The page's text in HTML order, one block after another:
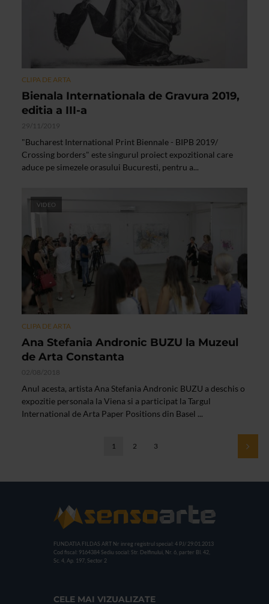
CLIPA DE ARTA
Bienala Internationala de Gravura 2019,
editia a III-a
29/11/2019
"Bucharest International Print Biennale - BIPB 2019/
Crossing borders" este singurul proiect expozitional care
aduce pe simezele orasului Bucuresti, pentru a...
VIDEO
CLIPA DE ARTA
Ana Stefania Andronic BUZU la Muzeul
de Arta Constanta
02/08/2018
Anul acesta, artista Ana Stefania Andronic BUZU a deschis o
expozitie personala la Viena si a participat la Targul
International de Arta Paper Positions din Basel ...
1 2 3
FUNDATIA FILDAS ART Nr inreg registrul special: 4 PJ/ 29.01.2013
Cod fiscal: 9164384 Sediu social: Str. Delfinului, Nr. 6, parter Bl. 42,
Sc. 4, Ap. 197, Sector 2
CELE MAI VIZUALIZATE